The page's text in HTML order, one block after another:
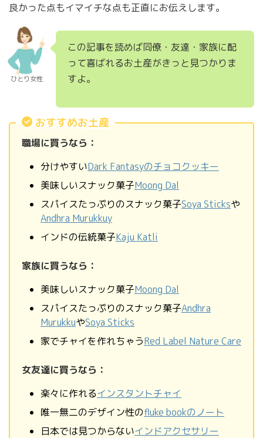
良かった点もイマイチな点も正直にお伝えします。
ひとり女性
この記事を読めば同僚・友達・家族に配
って喜ばれるお土産がきっと見つかりま
すよ。
おすすめお土産
職場に買うなら：
分けやすいDark Fantasyのチョコクッキー
美味しいスナック菓子Moong Dal
スパイスたっぷりのスナック菓子Soya Sticksや
Andhra Murukkuy
インドの伝統菓子Kaju Katli
家族に買うなら：
美味しいスナック菓子Moong Dal
スパイスたっぷりのスナック菓子Andhra
MurukkuやSoya Sticks
家でチャイを作れちゃうRed Label Nature Care
女友達に買うなら：
楽々に作れるインスタントチャイ
唯一無二のデザイン性のfluke bookのノート
日本では見つからないインドアクセサリー